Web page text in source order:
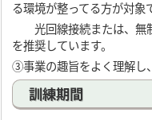
る環境が整ってる方が対象
光回線接続または、無
を推奨しています。
③事業の趣旨をよく理解し
訓練期間